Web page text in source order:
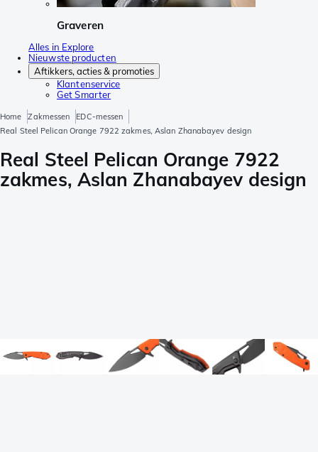
Graveren
Alles in Explore
Nieuwste producten
Aftikkers, acties & promoties
Klantenservice
Get Smarter
Home Zakmessen
EDC-messen
Real Steel Pelican Orange 7922 zakmes, Aslan Zhanabayev design
Real Steel Pelican Orange 7922
zakmes, Aslan Zhanabayev design